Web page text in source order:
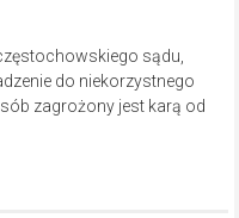
sądu,
do niekorzystnego
zagrożony jest karą od